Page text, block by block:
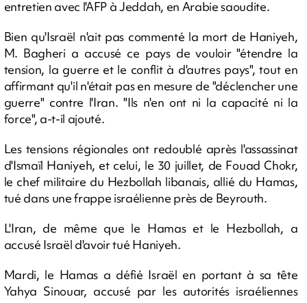
entretien avec l'AFP à Jeddah, en Arabie saoudite.
Bien qu'Israël n'ait pas commenté la mort de Haniyeh,
M. Bagheri a accusé ce pays de vouloir "étendre la
tension, la guerre et le conflit à d'autres pays", tout en
affirmant qu'il n'était pas en mesure de "déclencher une
guerre" contre l'Iran. "Ils n'en ont ni la capacité ni la
force", a-t-il ajouté.
Les tensions régionales ont redoublé après l'assassinat
d'Ismaïl Haniyeh, et celui, le 30 juillet, de Fouad Chokr,
le chef militaire du Hezbollah libanais, allié du Hamas,
tué dans une frappe israélienne près de Beyrouth.
L'Iran, de même que le Hamas et le Hezbollah, a
accusé Israël d'avoir tué Haniyeh.
Mardi, le Hamas a défié Israël en portant à sa tête
Yahya Sinouar, accusé par les autorités israéliennes